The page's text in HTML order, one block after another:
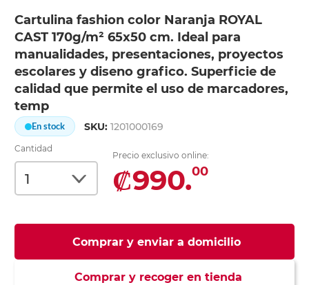
Cartulina fashion color Naranja ROYAL
CAST 170g/m² 65x50 cm. Ideal para
manualidades, presentaciones, proyectos
escolares y diseno grafico. Superficie de
calidad que permite el uso de marcadores,
temp
En stock SKU:1201000169
Cantidad
Precio exclusivo online:
₡990.00
Comprar y enviar a domicilio
Comprar y recoger en tienda